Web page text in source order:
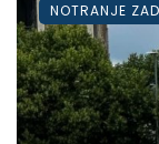
NOTRANJE